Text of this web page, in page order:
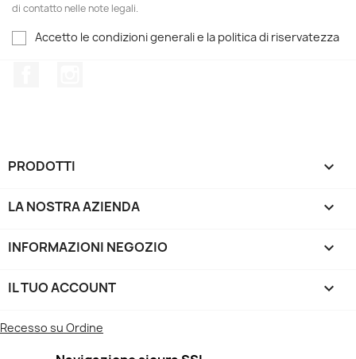
di contatto nelle note legali.
Accetto le condizioni generali e la politica di riservatezza
PRODOTTI 
LA NOSTRA AZIENDA 
INFORMAZIONI NEGOZIO keyboard_arrow_down
IL TUO ACCOUNT 
Recesso su Ordine